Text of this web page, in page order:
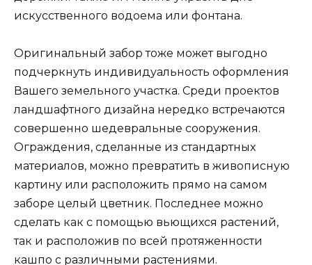
искусственного водоема или фонтана.
Оригинальный забор тоже может выгодно
подчеркнуть индивидуальность оформления
Вашего земельного участка. Среди проектов
ландшафтного дизайна нередко встречаются
совершенно шедевральные сооружения.
Ограждения, сделанные из стандартных
материалов, можно превратить в живописную
картину или расположить прямо на самом
заборе целый цветник. Последнее можно
сделать как с помощью вьющихся растений,
так и расположив по всей протяженности
кашпо с различными растениями.